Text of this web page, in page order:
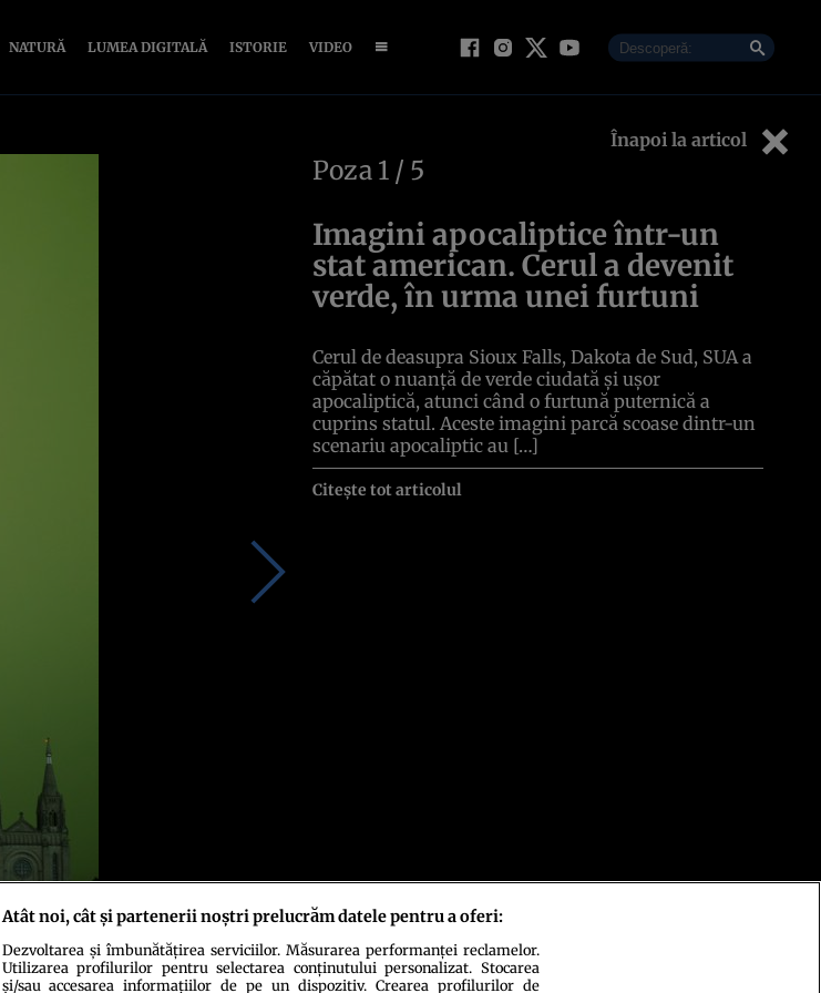
NATURĂ LUMEA DIGITALĂ ISTORIE VIDEO
Înapoi la articol
Poza 1 / 5
Imagini apocaliptice într-un
stat american. Cerul a devenit
verde, în urma unei furtuni
Cerul de deasupra Sioux Falls, Dakota de Sud, SUA a
căpătat o nuanță de verde ciudată și ușor
apocaliptică, atunci când o furtună puternică a
cuprins statul. Aceste imagini parcă scoase dintr-un
scenariu apocaliptic au […]
Citește tot articolul
Atât noi, cât și partenerii noștri prelucrăm datele pentru a oferi:
Dezvoltarea și îmbunătățirea serviciilor. Măsurarea performanței reclamelor.
Utilizarea profilurilor pentru selectarea conținutului personalizat. Stocarea
și/sau accesarea informațiilor de pe un dispozitiv. Crearea profilurilor de